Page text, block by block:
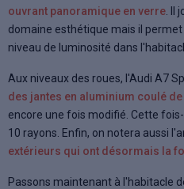
ouvrant panoramique en verre .
domaine esthétique mais il
niveau de luminosité dans
Aux niveaux des roues, l'Audi A7
des jantes en aluminium coulé
encore une fois modifié. Cette
10 rayons. Enfin, on notera aussi
extérieurs qui ont désormais la
Passons maintenant à l'habitacle